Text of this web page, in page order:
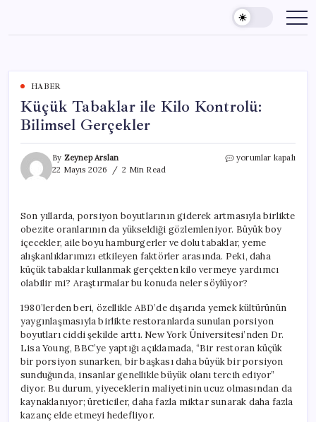
content
HABER
Küçük Tabaklar ile Kilo Kontrolü:
Bilimsel Gerçekler
By Zeynep Arslan
22 Mayıs 2026
2 Min Read
Küçük
Bilimsel
Gerçekler
için
yorumlar kapalı
Son yıllarda, porsiyon boyutlarının giderek artmasıyla birlikte
obezite oranlarının da yükseldiği gözlemleniyor. Büyük boy
içecekler, aile boyu hamburgerler ve dolu tabaklar, yeme
alışkanlıklarımızı etkileyen faktörler arasında. Peki, daha
küçük tabaklar kullanmak gerçekten kilo vermeye yardımcı
olabilir mi? Araştırmalar bu konuda neler söylüyor?
1980’lerden beri, özellikle ABD’de dışarıda yemek kültürünün
yaygınlaşmasıyla birlikte restoranlarda sunulan porsiyon
boyutları ciddi şekilde arttı. New York Üniversitesi’nden Dr.
Lisa Young, BBC’ye yaptığı açıklamada, “Bir restoran küçük
bir porsiyon sunarken, bir başkası daha büyük bir porsiyon
sunduğunda, insanlar genellikle büyük olanı tercih ediyor”
diyor. Bu durum, yiyeceklerin maliyetinin ucuz olmasından da
kaynaklanıyor; üreticiler, daha fazla miktar sunarak daha fazla
kazanç elde etmeyi hedefliyor.